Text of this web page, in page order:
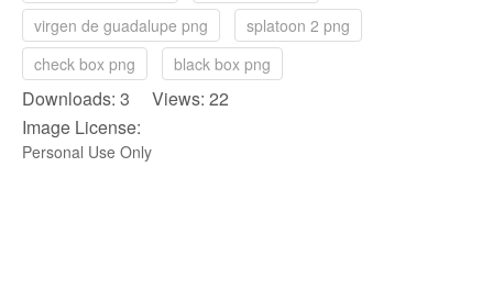
virgen de guadalupe png
splatoon 2 png
check box png
black box png
Downloads: 3 Views: 22
Image License:
Personal Use Only